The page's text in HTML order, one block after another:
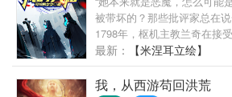
被带坏的？那些批评家总在
1798年，枢机主教兰奇在接
那位流亡的魔族末裔公主的过
的迹象，他表示： “我为扞
力，我很确信，魔族在她的带
最新： 【米涅耳立绘】
我，从西游苟回洪荒